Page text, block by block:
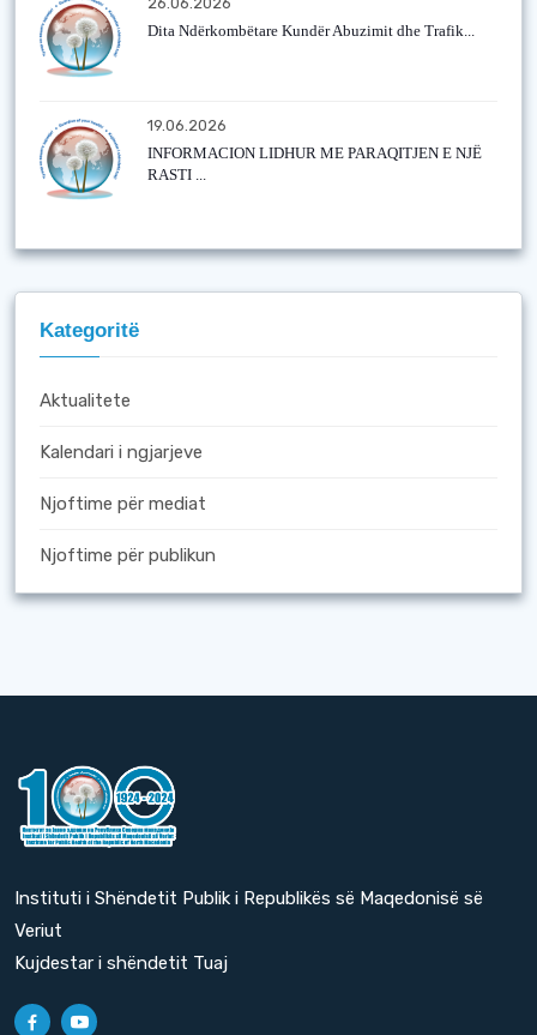
Dita Ndërkombëtare Kundër Abuzimit dhe Trafik...
19.06.2026
INFORMACION LIDHUR ME PARAQITJEN E NJË
RASTI ...
Kategoritë
Aktualitete
Kalendari i ngjarjeve
Njoftime për mediat
Njoftime për publikun
Instituti i Shëndetit Publik i Republikës së Maqedonisë së
Veriut
Kujdestar i shëndetit Tuaj